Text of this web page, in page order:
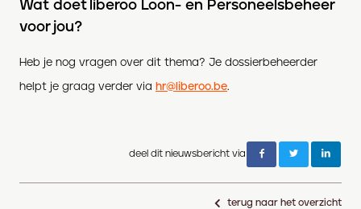
Wat doet liberoo Loon- en Personeelsbeheer
voor jou?
Heb je nog vragen over dit thema? Je dossierbeheerder
helpt je graag verder via hr@liberoo.be.
deel dit nieuwsbericht via
terug naar het overzicht